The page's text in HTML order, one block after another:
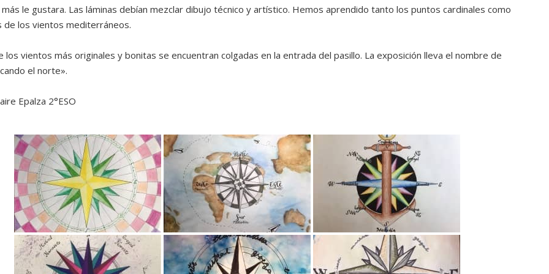
le gustara. Las láminas debían mezclar dibujo técnico y artístico. Hemos aprendido tanto los puntos cardinales como
de los vientos mediterráneos.
los vientos más originales y bonitas se encuentran colgadas en la entrada del pasillo. La exposición lleva el nombre de
el norte».
Epalza 2°ESO